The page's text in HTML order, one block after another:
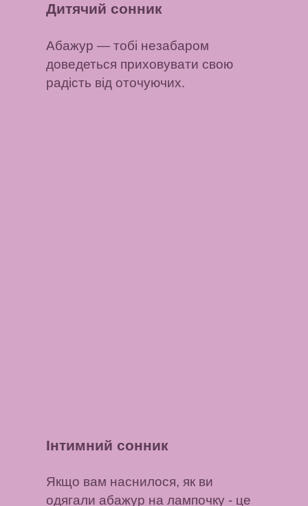
Дитячий сонник
Абажур — тобі незабаром
доведеться приховувати свою
радість від оточуючих.
Інтимний сонник
Якщо вам наснилося, як ви
одягали абажур на лампочку - це